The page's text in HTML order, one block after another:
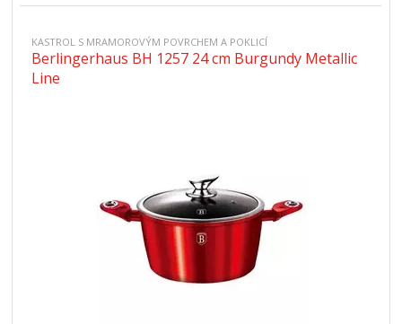
KASTROL S MRAMOROVÝM POVRCHEM A POKLICÍ
Berlingerhaus BH 1257 24 cm Burgundy Metallic
Line